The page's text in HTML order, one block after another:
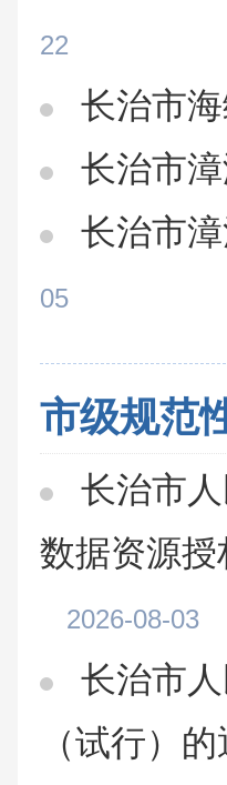
22
长治市
长治市
长治市
05
市级规范
长治市
数据资源
2026-08-03
长治市
（试行）